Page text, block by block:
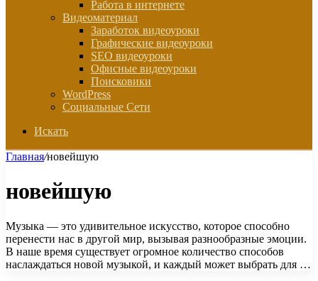
Работа в интернете
Видеоматериал
Заработок видеоуроки
Графические видеоуроки
SEO видеоуроки
Офисные видеоуроки
Поисковики
WordPress
Социальные Сети
Искать
Главная/новейшую
новейшую
Музыка — это удивительное искусство, которое способно
перенести нас в другой мир, вызывая разнообразные эмоции.
В наше время существует огромное количество способов
наслаждаться новой музыкой, и каждый может выбрать для …